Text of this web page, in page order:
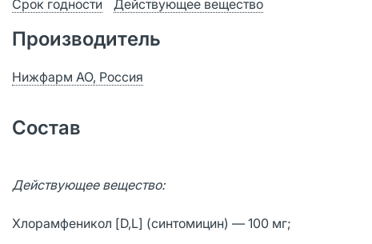
Срок годности
Действующее вещество
Производитель
Нижфарм АО, Россия
Состав
Действующее вещество:
Хлорамфеникол [D,L] (синтомицин) — 100 мг;